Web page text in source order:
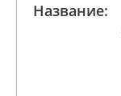
Название: